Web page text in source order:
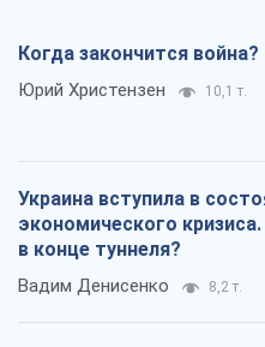
Когда закончится война?
Юрий Христензен 10,1 т.
Украина вступила в
экономического
в конце туннеля?
Вадим Денисенко 8,2 т.